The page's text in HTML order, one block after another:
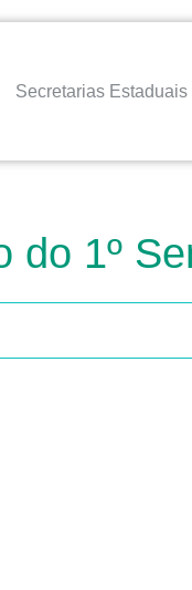
Secretarias Estaduais
do 1º